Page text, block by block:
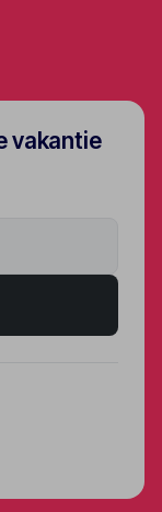
vakantie